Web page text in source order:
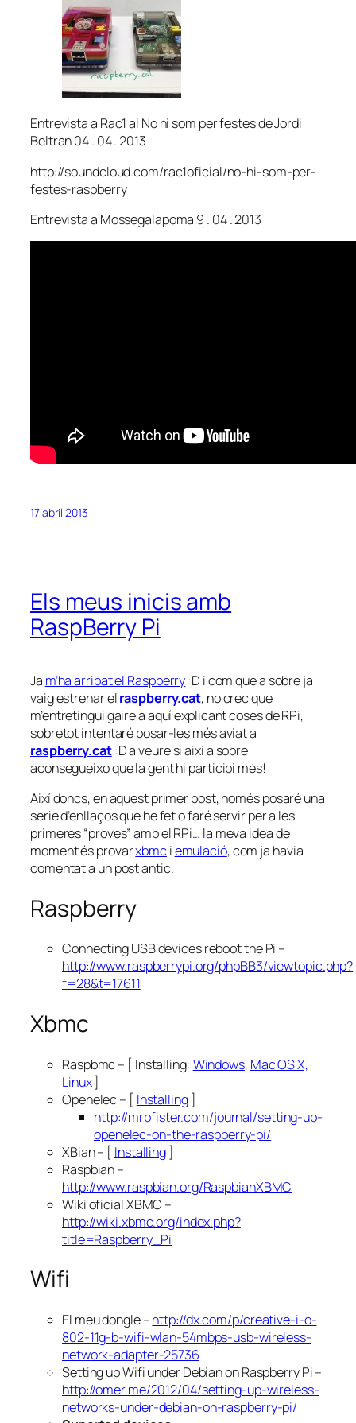
Entrevista a Rac1 al No hi som per festes de Jordi
Beltran 04 . 04 . 2013
http://soundcloud.com/rac1oficial/no-hi-som-per-
festes-raspberry
Entrevista a Mossegalapoma 9 . 04 . 2013
17 abril 2013
Els meus inicis amb
RaspBerry Pi
Ja m’ha arribat el Raspberry:D i com que a sobre ja
vaig estrenar elraspberry.cat, no crec que
m’entretingui gaire a aquí explicant coses de RPi,
sobretot intentaré posar-les més aviat a
raspberry.cat:D a veure si així a sobre
aconsegueixo que la gent hi participi més!
Així doncs, en aquest primer post, només posaré una
serie d’enllaços que he fet o faré servir per a les
primeres “proves” amb el RPi… la meva idea de
moment és provarxbmc iemulació, com ja havia
comentat a un post antic.
Raspberry
Connecting USB devices reboot the Pi –
http://www.raspberrypi.org/phpBB3/viewtopic.php?
f=28&t=17611
Xbmc
Raspbmc – [ Installing: Windows, Mac OS X,
Linux]
Openelec – [ Installing]
http://mrpfister.com/journal/setting-up-
openelec-on-the-raspberry-pi/
XBian – [ Installing]
Raspbian –
http://www.raspbian.org/RaspbianXBMC
Wiki oficial XBMC –
http://wiki.xbmc.org/index.php?
title=Raspberry_Pi
Wifi
El meu dongle –http://dx.com/p/creative-i-o-
802-11g-b-wifi-wlan-54mbps-usb-wireless-
network-adapter-25736
Setting up Wifi under Debian on Raspberry Pi –
http://omer.me/2012/04/setting-up-wireless-
networks-under-debian-on-raspberry-pi/